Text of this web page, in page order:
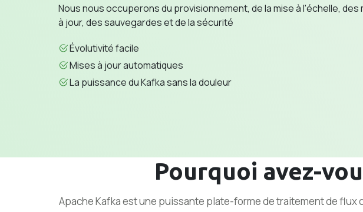
Nous nous occuperons du provisionnement, de la mise à l'échelle, des
à jour, des sauvegardes et de la sécurité
Évolutivité facile
Mises à jour automatiques
La puissance du Kafka sans la douleur
Pourquoi avez-
Apache Kafka est une puissante plate-forme de traitement de